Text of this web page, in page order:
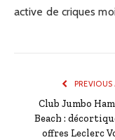
active de criques
Club Jumbo
Beach :
offres Leclerc